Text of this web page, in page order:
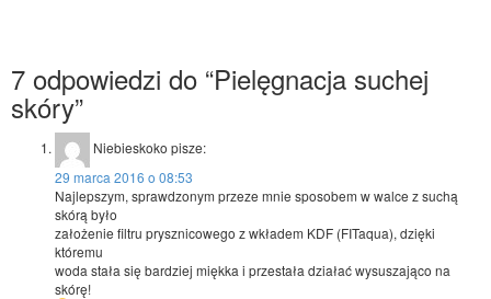
7 odpowiedzi do “Pielęgnacja suchej
skóry”
Niebieskoko pisze:
29 marca 2016 o 08:53
Najlepszym, sprawdzonym przeze mnie sposobem w walce z suchą
skórą było
założenie filtru prysznicowego z wkładem KDF (FITaqua), dzięki
któremu
woda stała się bardziej miękka i przestała działać wysuszająco na
skórę!